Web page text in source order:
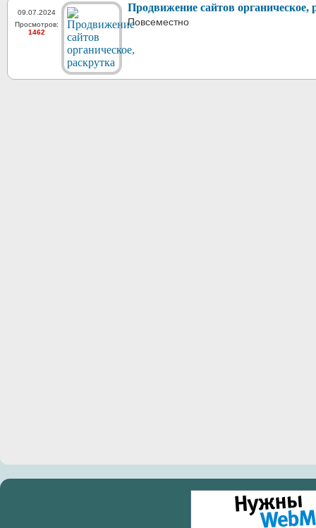
09.07.2024
Просмотров:
1462
Продвижение сайтов органическое,
Повсеместно